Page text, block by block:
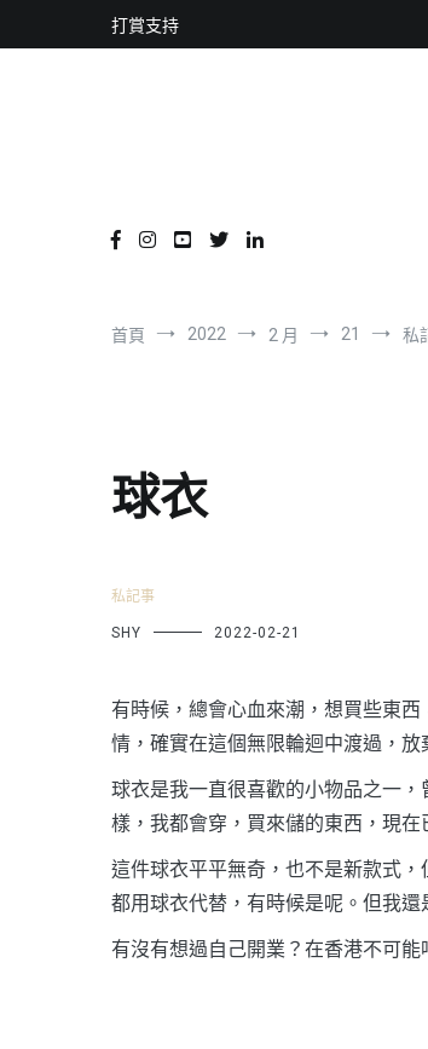
到
打賞支持
首頁 2022 2 月 21 私
球衣
私記事
SHY 2022-02-21
有時候，總會心血來潮，想買些東
情，確實在這個無限輪迴中渡過，放
球衣是我一直很喜歡的小物品之一
樣，我都會穿，買來儲的東西，現
這件球衣平平無奇，也不是新款式
都用球衣代替，有時候是呢。但我
有沒有想過自己開業？在香港不可